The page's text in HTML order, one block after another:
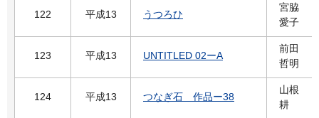
122 平成13 うつろひ
宮脇
愛子
123 平成13 UNTITLED 02ーA
前田
哲明
124 平成13 つなぎ石 作品ー38
山根
耕